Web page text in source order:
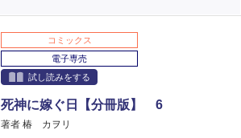
コミックス
電子専売
試し読みをする
死神に嫁ぐ日【分冊版】 6
著者 椿 カヲリ